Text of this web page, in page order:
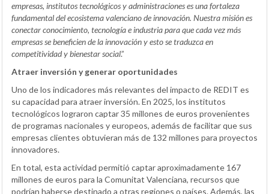
empresas, institutos tecnológicos y administraciones es una fortaleza
fundamental del ecosistema valenciano de innovación. Nuestra misión es
conectar conocimiento, tecnología e industria para que cada vez más
empresas se beneficien de la innovación y esto se traduzca en
competitividad y bienestar social.”
Atraer inversión y generar oportunidades
Uno de los indicadores más relevantes del impacto de REDIT es
su capacidad para atraer inversión. En 2025, los institutos
tecnológicos lograron captar 35 millones de euros provenientes
de programas nacionales y europeos, además de facilitar que sus
empresas clientes obtuvieran más de 132 millones para proyectos
innovadores.
En total, esta actividad permitió captar aproximadamente 167
millones de euros para la Comunitat Valenciana, recursos que
podrían haberse destinado a otras regiones o países. Además, las